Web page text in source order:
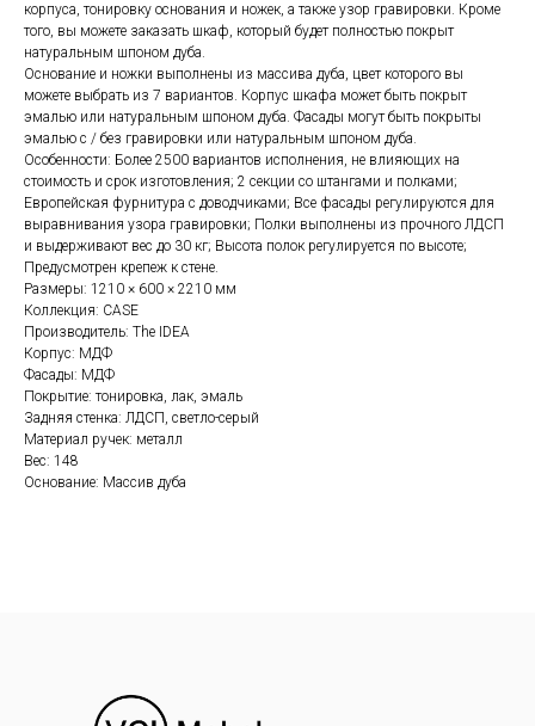
корпуса, тонировку основания и ножек, а также узор гравировки. Кроме
того, вы можете заказать шкаф, который будет полностью покрыт
натуральным шпоном дуба.
Основание и ножки выполнены из массива дуба, цвет которого вы
можете выбрать из 7 вариантов. Корпус шкафа может быть покрыт
эмалью или натуральным шпоном дуба. Фасады могут быть покрыты
эмалью с / без гравировки или натуральным шпоном дуба.
Особенности: Более 2500 вариантов исполнения, не влияющих на
стоимость и срок изготовления; 2 секции со штангами и полками;
Европейская фурнитура с доводчиками; Все фасады регулируются для
выравнивания узора гравировки; Полки выполнены из прочного ЛДСП
и выдерживают вес до 30 кг; Высота полок регулируется по высоте;
Предусмотрен крепеж к стене.
Размеры: 1210 × 600 × 2210 мм
Коллекция: CASE
Производитель: The IDEA
Корпус: МДФ
Фасады: МДФ
Покрытие: тонировка, лак, эмаль
Задняя стенка: ЛДСП, светло-серый
Материал ручек: металл
Вес: 148
Основание: Массив дуба